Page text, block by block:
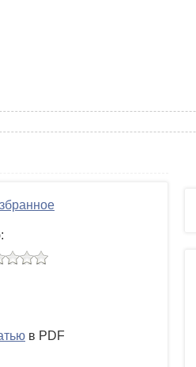
в PDF